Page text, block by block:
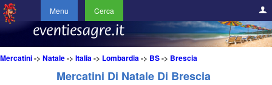
Menu Cerca
Mercatini-> Natale-> Italia-> Lombardia-> BS-> Brescia
Mercatini Di Natale Di Brescia